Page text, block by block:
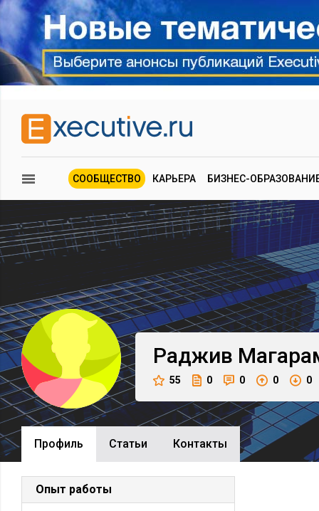
СООБЩЕСТВО КАРЬЕРА БИЗНЕС-
Раджив
55 0 0 0 0
Профиль Cтатьи Контакты
Опыт работы